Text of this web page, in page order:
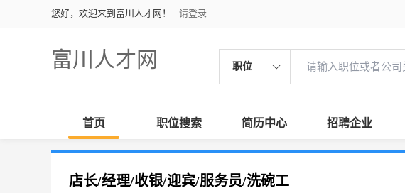
您好，欢迎来到富川人才网！ 请登录
富川人才网 职位
首页 职位搜索 简历中心 招聘企业
店长/经理/收银/迎宾/服务员/洗碗工